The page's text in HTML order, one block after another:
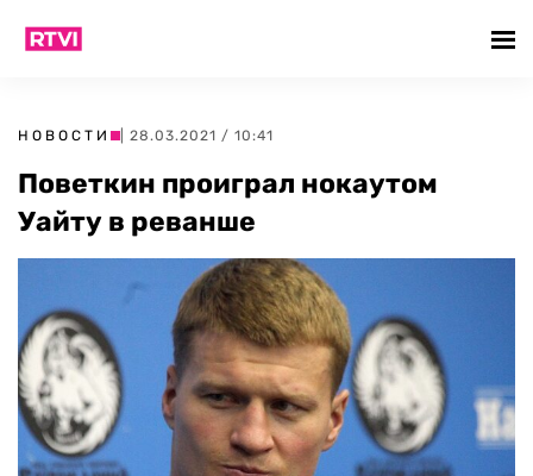
НОВОСТИ | 28.03.2021 / 10:41
Поветкин проиграл нокаутом
Уайту в реванше